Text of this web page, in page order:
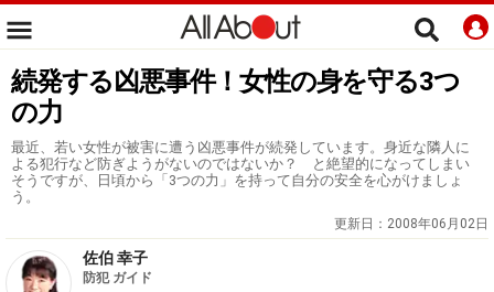
続発する凶悪事件！女性の身を守る3つ
の力
最近、若い女性が被害に遭う凶悪事件が続発しています。身近な隣人に
よる犯行など防ぎようがないのではないか？ と絶望的になってしまい
そうですが、日頃から「3つの力」を持って自分の安全を心がけましょ
う。
更新日： 2008年06月02日
佐伯 幸子
防犯 ガイド